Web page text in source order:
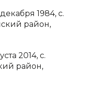
1984, с.
район,
2014, с.
район,